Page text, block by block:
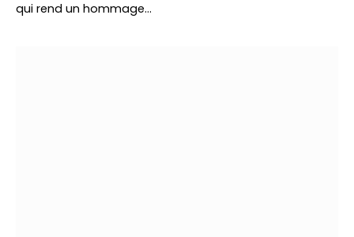
qui rend un hommage…